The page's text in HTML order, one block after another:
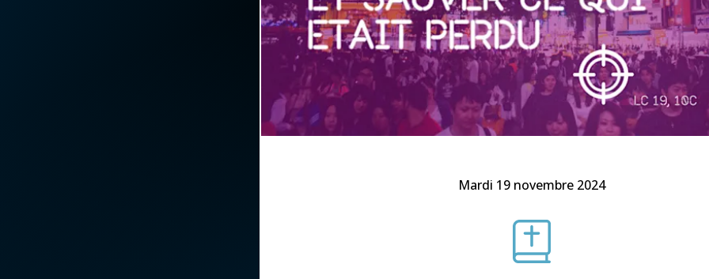
Les premiers samedis
du mois
Marie qui défait les
nœuds
Contact
Faire un don
Marie de Nazareth
Mardi 19 novembre 2024